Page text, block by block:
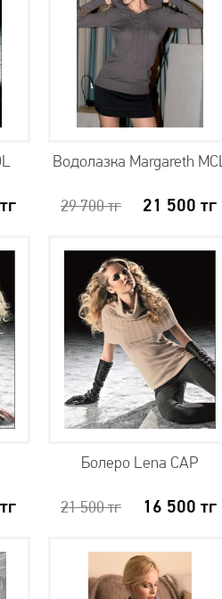
тг
Водолазка Margareth MCL
29 700тг 21 500 тг
тг
Болеро Lena CAP
21 500тг 16 500 тг